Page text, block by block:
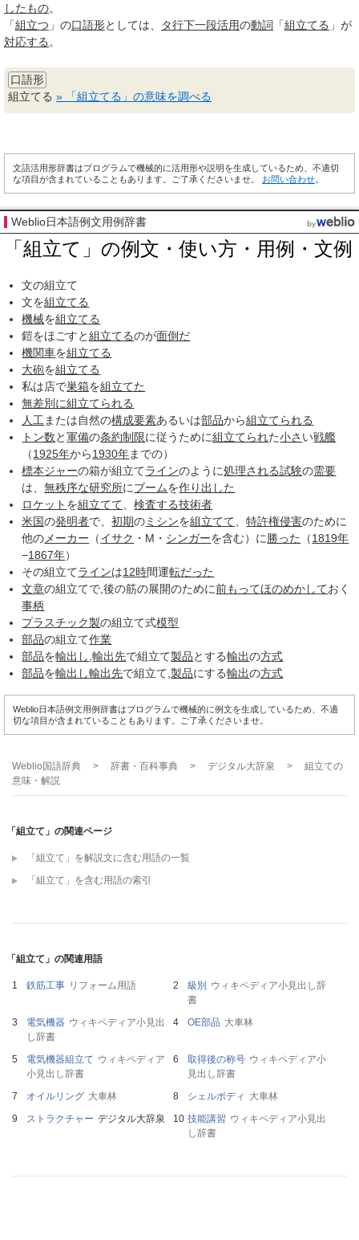
したもの。
「組立つ 」の口語形としては、 タ行下一段活用の動詞 「組立てる 」が
対応する 。
口語形
組立てる » 「組立てる」の意味を調べる
文語活用形辞書はプログラムで機械的に活用形や説明を生成しているため、不適切
な項目が含まれていることもあります。ご了承くださいませ。 お問い合わせ
Weblio日本語例文用例辞書
「組立て」の例文・使い方・用例・文例
文の組立て
文を組立てる
機械を組立てる
鎧をほごすと組立てるのが面倒だ
機関車を組立てる
大砲を組立てる
私は店で巣箱を組立てた
無差別に組立てられる
人工 または自然の構成要素あるいは部品から組立てられる
トン数と軍備の条約制限に従うために組立てられた小さ い戦艦
（1925年から1930年までの）
標本ジャーの箱が組立てラインのように処理される試験の需要
は、無秩序な研究所にブームを作り出した
ロケット を組立てて 、検査する技術者
米国の発明者で、初期のミシンを組立てて 、特許権侵害のために
他の メーカー （イサク ・M・ シンガーを含む）に 勝った （1819年
−1867年）
その組立てラインは12時間運転だった
文章の組立てで,後の筋の展開のために前もってほのめかしておく
事柄
プラスチック製の組立て式模型
部品の組立て作業
部品を輸出し ,輸出先で組立て製品とする輸出の方式
部品を輸出し輸出先で組立て,製品にする輸出の方式
Weblio日本語例文用例辞書はプログラムで機械的に例文を生成しているため、不適
切な項目が含まれていることもあります。ご了承くださいませ。
Weblio国語辞典 > 辞書・百科事典 > デジタル大辞泉 > 組立ての
意味・解説
「組立て」の関連ページ
「組立て」を解説文に含む用語の一覧
「組立て」を含む用語の索引
「組立て」の関連用語
鉄筋工事 リフォーム用語 級別
ウィキペディア小見出し辞
書
電気機器 ウィキペディア小見出
し辞書
OE部品 大車林
電気機器組立て ウィキペディア
小見出し辞書
取得後の称号 ウィキペディア小
見出し辞書
オイルリング 大車林 シェルボディ 大車林
ストラクチャー デジタル大辞泉 技能講習 ウィキペディア小見出
し辞書